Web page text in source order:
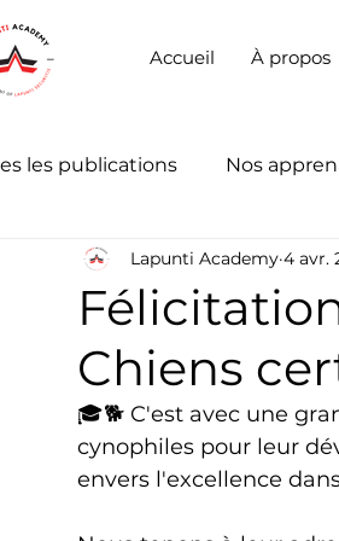
Accueil À propos
les publications Nos
Chiens
Lapunti Academy 4 avr.
🎓🐕 C'est avec une
cynophiles pour leur
envers l'excellence